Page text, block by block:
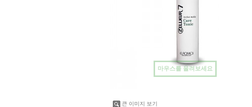
마우스를 올려보세요
큰 이미지 보기